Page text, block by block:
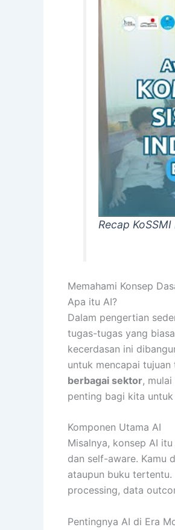
Recap
Memahami Konsep
Apa itu AI?
Dalam pengertian
tugas-tugas yang
kecerdasan ini
untuk mencapai tujuan
berbagai sektor,
penting bagi kita
Komponen Utama AI
Misalnya, konsep AI
dan self-aware. Kamu
ataupun buku
processing, data
Pentingnya AI di Era